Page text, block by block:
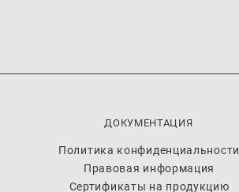
ДОКУМЕНТАЦИЯ
Политика конфиденциальности
Правовая информация
Сертификаты на продукцию